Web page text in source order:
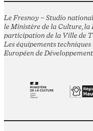
Le Fresnoy – Studio
le Ministère de la Culture,
participation de la Ville de
Les équipements
Européen de